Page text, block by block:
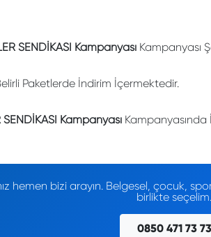
SENDİKASI Kampanyası Kampanyası
Paketlerde İndirim İçermektedir.
Kampanyası Kampanyasında
hemen bizi arayın. Belgesel, çocuk,
birlikte seçelim.
0850 471 73 73